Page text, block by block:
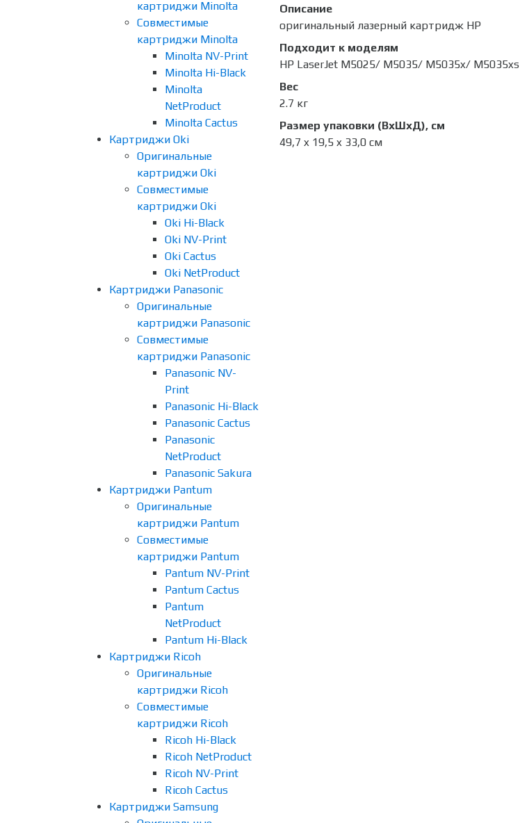
картриджи Minolta
Совместимые
картриджи Minolta
Minolta NV-Print
Minolta Hi-Black
Minolta
NetProduct
Minolta Cactus
Картриджи Oki
Оригинальные
картриджи Oki
Совместимые
картриджи Oki
Oki Hi-Black
Oki NV-Print
Oki Cactus
Oki NetProduct
Картриджи Panasonic
Оригинальные
картриджи Panasonic
Совместимые
картриджи Panasonic
Panasonic NV-
Print
Panasonic Hi-Black
Panasonic Cactus
Panasonic
NetProduct
Panasonic Sakura
Картриджи Pantum
Оригинальные
картриджи Pantum
Совместимые
картриджи Pantum
Pantum NV-Print
Pantum Cactus
Pantum
NetProduct
Pantum Hi-Black
Картриджи Ricoh
Оригинальные
картриджи Ricoh
Совместимые
картриджи Ricoh
Ricoh Hi-Black
Ricoh NetProduct
Ricoh NV-Print
Ricoh Cactus
Картриджи Samsung
Описание
оригинальный лазерный картридж HP
Подходит к моделям
HP LaserJet M5025/ M5035/ M5035x/ M5035xs
Вес
2.7 кг
Размер упаковки (ВхШхД), см
49,7 x 19,5 x 33,0 см